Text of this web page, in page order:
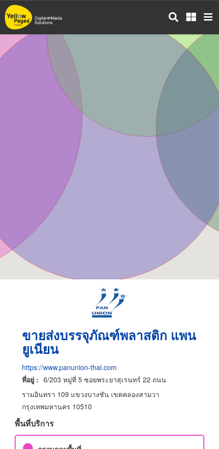
ข้าม
ไป
เนื้อหา
หลัก
ขายส่งบรรจุภัณฑ์พลาสติก แพน
ยูเนียน
https://www.panunion-thai.com
ที่อยู่ : 6/203 หมู่ที่ 5 ซอยพระยาสุเรนทร์ 22 ถนน
รามอินทรา 109 แขวงบางชัน เขตคลองสามวา
กรุงเทพมหานคร 10510
พื้นที่บริการ